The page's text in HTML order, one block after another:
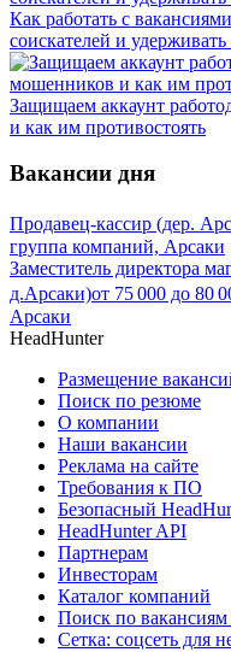
Как работать с
соискателей и
Защищаем аккаунт
и как им противостоять
Вакансии дня
Продавец-кассир (дер.
группа компаний, Арсаки
Заместитель директора
д.Арсаки)от 75 000 до 80
Арсаки
HeadHunter
Размещение
Поиск по резюме
О компании
Наши вакансии
Реклама на сайте
Требования к ПО
Безопасный
HeadHunter API
Партнерам
Инвесторам
Каталог компаний
Поиск по
Сетка: соцсеть для